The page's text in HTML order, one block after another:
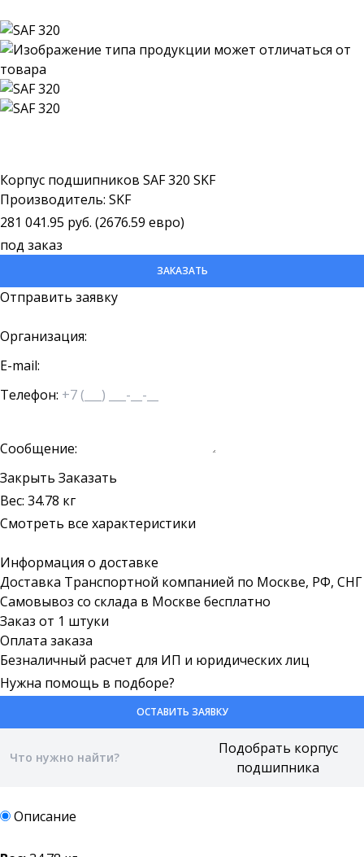
Корпус подшипников SAF 320 SKF
Производитель: SKF
281 041.95 руб. (2676.59 евро)
под заказ
ЗАКАЗАТЬ
Отправить заявку
Организация:
E-mail:
Телефон:
Сообщение:
Закрыть Заказать
Вес: 34.78 кг
Смотреть все характеристики
Информация о доставке
Доставка Транспортной компанией по Москве, РФ, СНГ
Самовывоз со склада в Москве бесплатно
Заказ от 1 штуки
Оплата заказа
Безналичный расчет для ИП и юридических лиц
Нужна помощь в подборе?
ОСТАВИТЬ ЗАЯВКУ
Описание